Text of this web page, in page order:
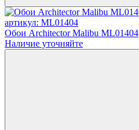
артикул: ML01404
Обои Architector Malibu ML01404
Наличие уточняйте